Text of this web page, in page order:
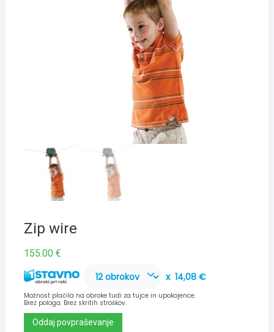
Zip wire
155.00 €
x 14,08 €
Možnost plačila na obroke tudi za tujce in upokojence.
Brez pologa. Brez skritih stroškov.
Oddaj povpraševanje